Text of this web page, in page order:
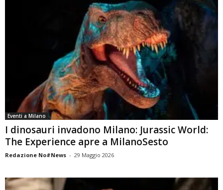
Eventi a Milano
I dinosauri invadono Milano: Jurassic World:
The Experience apre a MilanoSesto
Redazione No#News - 29 Maggio 2026